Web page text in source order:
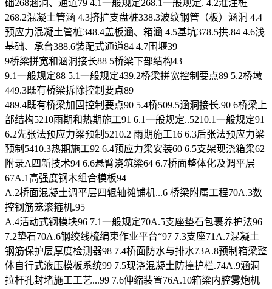
础268涵洞、通道79 4.1一般规定268.1一般规定. 4.2淮注桩
268.2混凝土管涵 4.3挤扩支盘桩338.3波纹钢管（板）涵洞 4.4
预应力混凝土管桩348.4盖板涵、箱涵 4.5基坑378.5拱.84 4.6浅
基础、承台388.6装配式通道84 4.7围堰39
9桥梁拼宽和涵洞接长88 5桥梁下部结构43
9.1一般规定88 5.1一般规定439.2桥梁拼宽控制要点89 5.2桥墩
449.3既有桥梁拆除控制要点89
489.4既有桥梁加固控制要点90 5.4桥509.5涵洞接长.90 6桥梁上
部结构5210雨期和热期施工91 6.1一般规定..5210.1一般规定91
6.2先张法预应力梁预制5210.2 雨期施工16 6.3后张法预应力梁
预制5410.3热期施工92 6.4预应力梁安装60 6.5支架现浇箱梁62
附录A四新技术94 6.6悬臂浇筑梁64 6.7桥面整体化及调平层
67A.1高强度钢木组合模板94
A.2桥面混凝土调平层四辊轴摊铺机...6 桥梁附属工程70A.3数
控钢筋笼滚箍机.95
A.4活动式钢模块96 7.1一般规定70A.5支座垫石包裹养护法96
7.2垫石70A.6钢绞线梳编束作业平台“97 7.3支座71A.7混凝土
钢筋保护层厚度检测器98 7.4桥面防水与排水73A.8预制箱梁整
体自行式液压模板系统99 7.5现浇混凝土防撞护栏.74A.9涵洞
拉杆孔封堵施工工艺...99 7.6伸缩装置76A.10箱梁内腔雾炮机